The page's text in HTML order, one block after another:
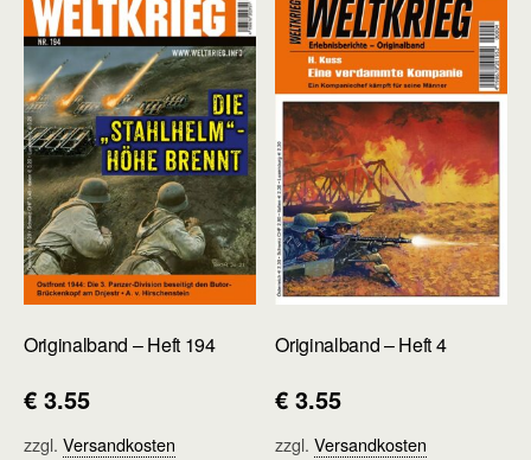
Originalband – Heft 194
€ 3.55
zzgl. Versandkosten
Originalband – Heft 4
€ 3.55
zzgl.Versandkosten